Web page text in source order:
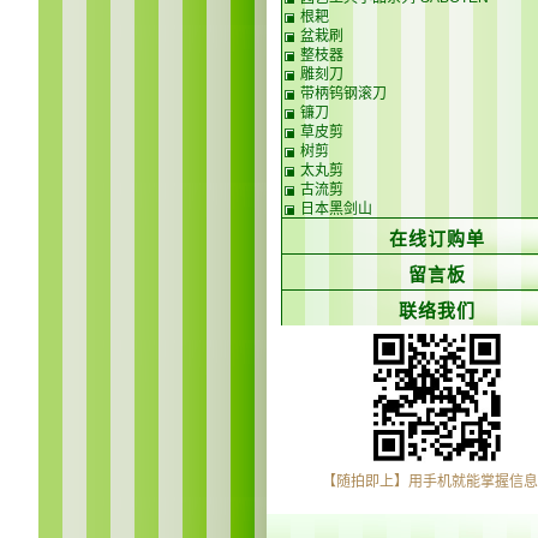
根耙
盆栽刷
整枝器
雕刻刀
带柄钨钢滚刀
镰刀
草皮剪
树剪
太丸剪
古流剪
日本黑剑山
在线订购单
留言板
联络我们
【随拍即上】用手机就能掌握信